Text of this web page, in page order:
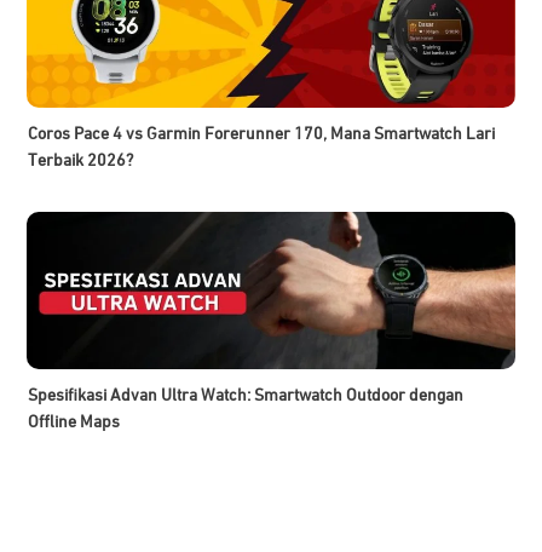
Coros Pace 4 vs Garmin Forerunner 170, Mana Smartwatch Lari
Terbaik 2026?
Spesifikasi Advan Ultra Watch: Smartwatch Outdoor dengan
Offline Maps